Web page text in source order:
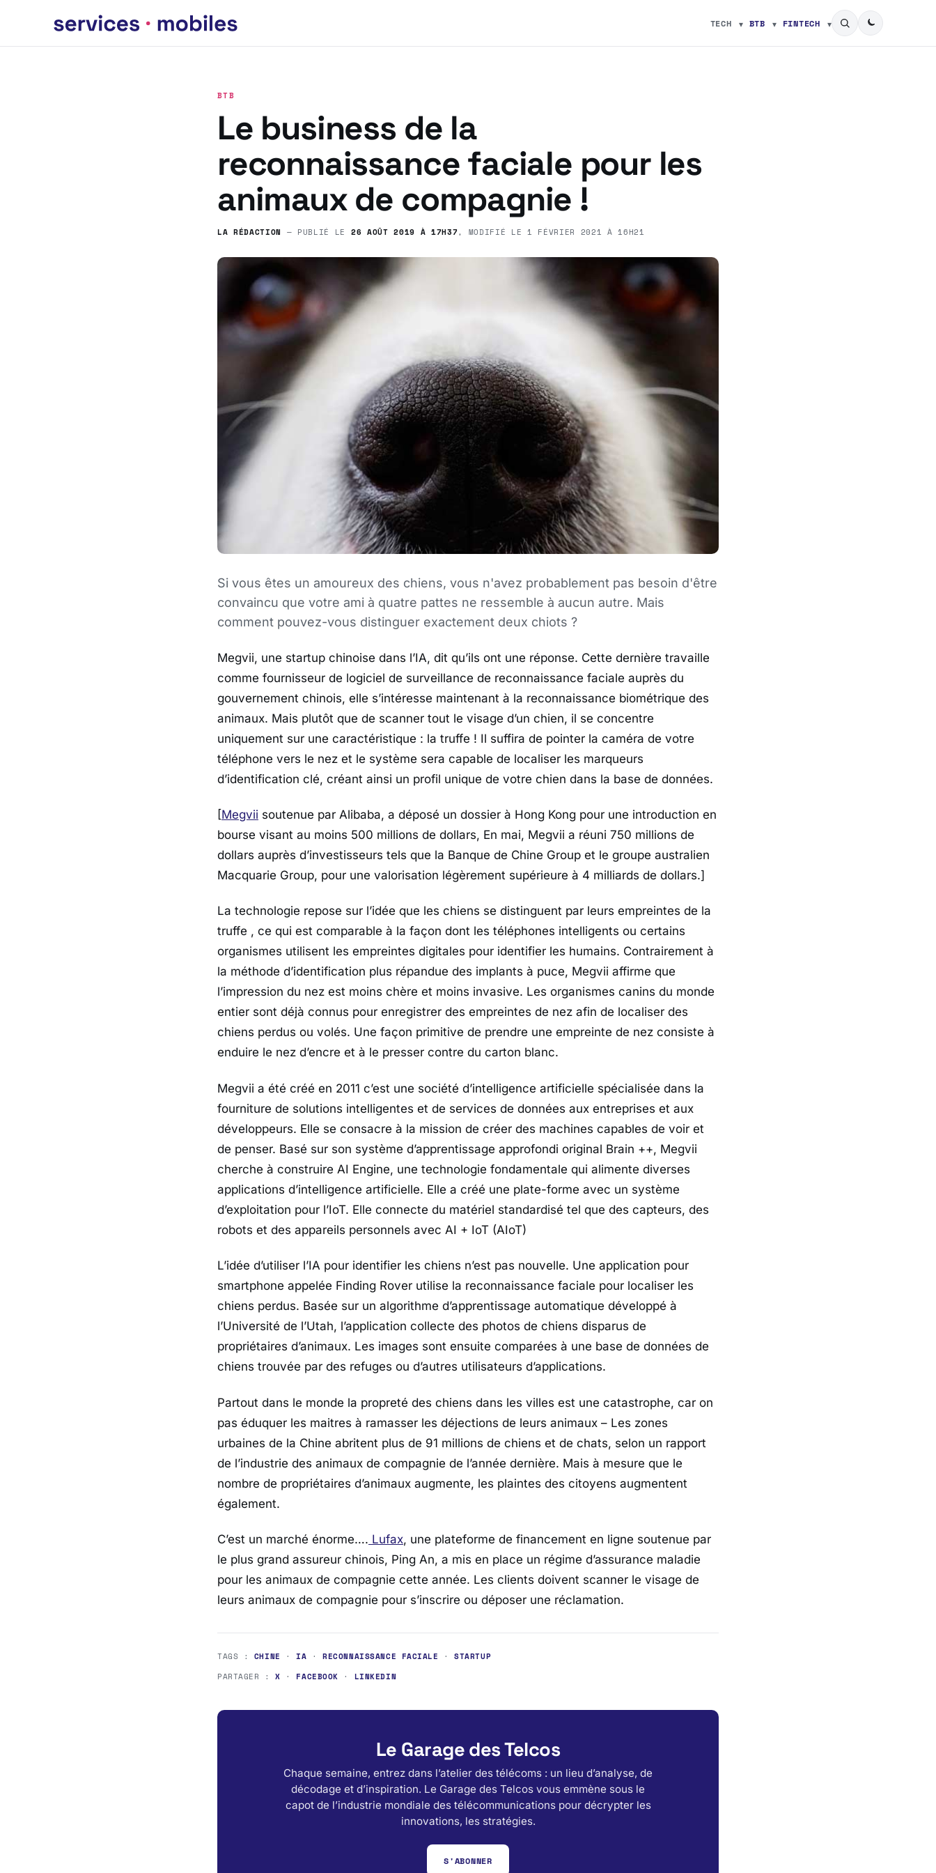
TECH BTB FINTECH
BTB
Le business de la
reconnaissance faciale pour les
animaux de compagnie !
LA RÉDACTION — PUBLIÉ LE 26 AOÛT 2019 À 17H37, MODIFIÉ LE1 FÉVRIER 2021 À 16H21
Si vous êtes un amoureux des chiens, vous n'avez probablement pas besoin d'être
convaincu que votre ami à quatre pattes ne ressemble à aucun autre. Mais
comment pouvez-vous distinguer exactement deux chiots ?
Megvii, une startup chinoise dans l’IA, dit qu’ils ont une réponse. Cette dernière travaille
comme fournisseur de logiciel de surveillance de reconnaissance faciale auprès du
gouvernement chinois, elle s’intéresse maintenant à la reconnaissance biométrique des
animaux. Mais plutôt que de scanner tout le visage d’un chien, il se concentre
uniquement sur une caractéristique : la truffe ! Il suffira de pointer la caméra de votre
téléphone vers le nez et le système sera capable de localiser les marqueurs
d’identification clé, créant ainsi un profil unique de votre chien dans la base de données.
[Megvii soutenue par Alibaba, a déposé un dossier à Hong Kong pour une introduction en
bourse visant au moins 500 millions de dollars, En mai, Megvii a réuni 750 millions de
dollars auprès d’investisseurs tels que la Banque de Chine Group et le groupe australien
Macquarie Group, pour une valorisation légèrement supérieure à 4 milliards de dollars.]
La technologie repose sur l’idée que les chiens se distinguent par leurs empreintes de la
truffe , ce qui est comparable à la façon dont les téléphones intelligents ou certains
organismes utilisent les empreintes digitales pour identifier les humains. Contrairement à
la méthode d’identification plus répandue des implants à puce, Megvii affirme que
l’impression du nez est moins chère et moins invasive. Les organismes canins du monde
entier sont déjà connus pour enregistrer des empreintes de nez afin de localiser des
chiens perdus ou volés. Une façon primitive de prendre une empreinte de nez consiste à
enduire le nez d’encre et à le presser contre du carton blanc.
Megvii a été créé en 2011 c’est une société d’intelligence artificielle spécialisée dans la
fourniture de solutions intelligentes et de services de données aux entreprises et aux
développeurs. Elle se consacre à la mission de créer des machines capables de voir et
de penser. Basé sur son système d’apprentissage approfondi original Brain ++, Megvii
cherche à construire AI Engine, une technologie fondamentale qui alimente diverses
applications d’intelligence artificielle. Elle a créé une plate-forme avec un système
d’exploitation pour l’IoT. Elle connecte du matériel standardisé tel que des capteurs, des
robots et des appareils personnels avec AI + IoT (AIoT)
L’idée d’utiliser l’IA pour identifier les chiens n’est pas nouvelle. Une application pour
smartphone appelée Finding Rover utilise la reconnaissance faciale pour localiser les
chiens perdus. Basée sur un algorithme d’apprentissage automatique développé à
l’Université de l’Utah, l’application collecte des photos de chiens disparus de
propriétaires d’animaux. Les images sont ensuite comparées à une base de données de
chiens trouvée par des refuges ou d’autres utilisateurs d’applications.
Partout dans le monde la propreté des chiens dans les villes est une catastrophe, car on
pas éduquer les maitres à ramasser les déjections de leurs animaux – Les zones
urbaines de la Chine abritent plus de 91 millions de chiens et de chats, selon un rapport
de l’industrie des animaux de compagnie de l’année dernière. Mais à mesure que le
nombre de propriétaires d’animaux augmente, les plaintes des citoyens augmentent
également.
C’est un marché énorme…. Lufax, une plateforme de financement en ligne soutenue par
le plus grand assureur chinois, Ping An, a mis en place un régime d’assurance maladie
pour les animaux de compagnie cette année. Les clients doivent scanner le visage de
leurs animaux de compagnie pour s’inscrire ou déposer une réclamation.
TAGS : CHINE ·IA ·RECONNAISSANCE FACIALE ·STARTUP
PARTAGER :X · FACEBOOK · LINKEDIN
Le Garage des Telcos
Chaque semaine, entrez dans l’atelier des télécoms : un lieu d’analyse, de
décodage et d’inspiration. Le Garage des Telcos vous emmène sous le
capot de l’industrie mondiale des télécommunications pour décrypter les
innovations, les stratégies.
S'ABONNER